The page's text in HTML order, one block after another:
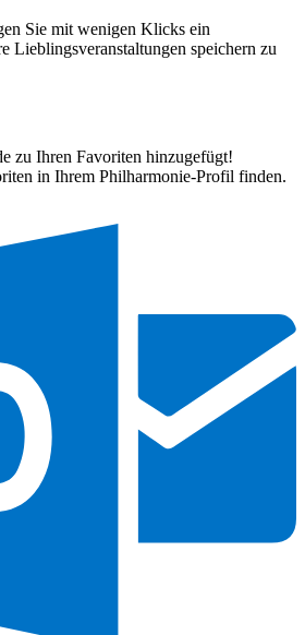
Sie mit wenigen Klicks ein
Lieblingsveranstaltungen speichern zu
zu Ihren Favoriten hinzugefügt!
in Ihrem Philharmonie-Profil finden.